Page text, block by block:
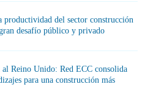
productividad del sector construcción
desafío público y privado
Reino Unido: Red ECC consolida
para una construcción más